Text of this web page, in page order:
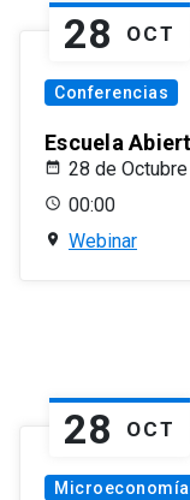
28 OCT
Conferencias
Escuela
28 de
00:00
Webinar
28 OCT